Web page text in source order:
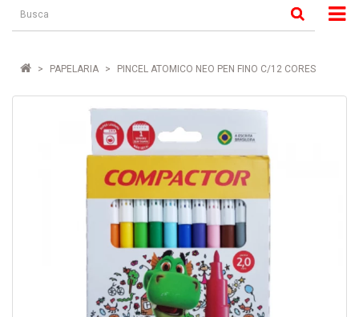
PAPELARIA PINCEL ATOMICO NEO PEN FINO C/12 CORES